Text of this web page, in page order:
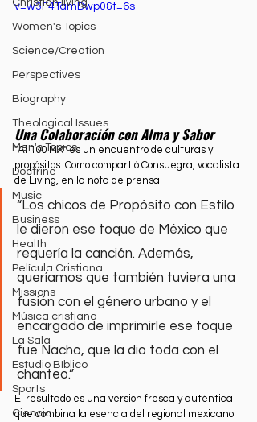
Christian living
Women's Topics
Science/Creation
Perspectives
Biography
Theological Issues
Men's Topics
Doctrine
Music
Business
Health
Película Cristiana
Missions
Música cristiana
La Sala
Estudio Bíblico
Sports
Ciencia
v=w3F4TamDwp0&t=6s
Una Colaboración con Alma y Sabor
"Al 100 MX" es un encuentro de culturas y
propósitos. Como compartió Consuegra, vocalista
de Living, en la nota de prensa:
“Los chicos de Propósito con Estilo
le dieron ese toque de México que
requería la canción. Además,
queríamos que también tuviera una
fusión con el género urbano y el
encargado de imprimirle ese toque
fue Nacho, que la dio toda con el
chanteo.”
El resultado es una versión fresca y auténtica
que combina la esencia del regional mexicano